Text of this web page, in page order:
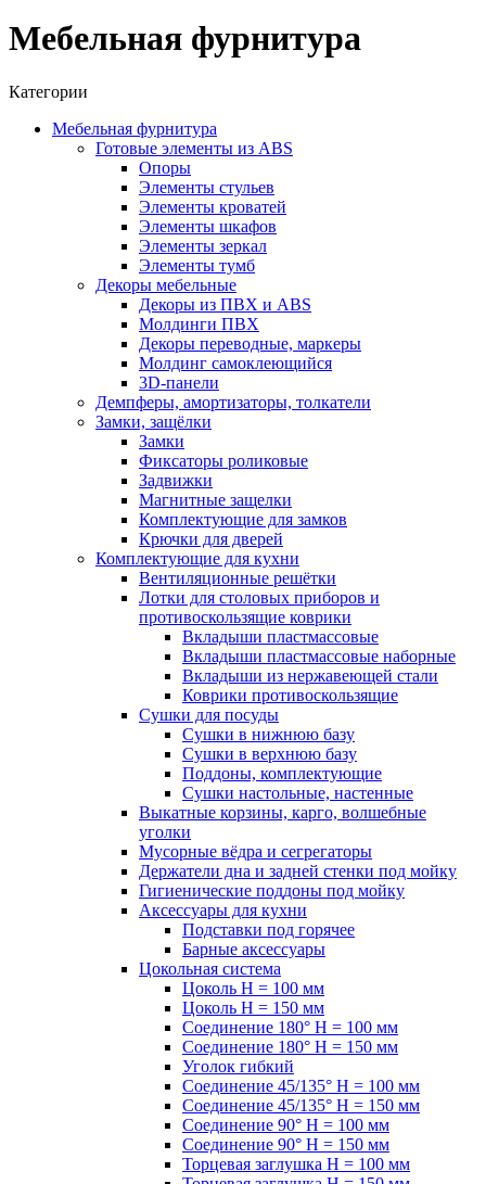
Мебельная фурнитура
Категории
Мебельная фурнитура
Готовые элементы из ABS
Опоры
Элементы стульев
Элементы кроватей
Элементы шкафов
Элементы зеркал
Элементы тумб
Декоры мебельные
Декоры из ПВХ и ABS
Молдинги ПВХ
Декоры переводные, маркеры
Молдинг самоклеющийся
3D-панели
Демпферы, амортизаторы, толкатели
Замки, защёлки
Замки
Фиксаторы роликовые
Задвижки
Магнитные защелки
Комплектующие для замков
Крючки для дверей
Комплектующие для кухни
Вентиляционные решётки
Лотки для столовых приборов и
противоскользящие коврики
Вкладыши пластмассовые
Вкладыши пластмассовые наборные
Вкладыши из нержавеющей стали
Коврики противоскользящие
Сушки для посуды
Сушки в нижнюю базу
Сушки в верхнюю базу
Поддоны, комплектующие
Сушки настольные, настенные
Выкатные корзины, карго, волшебные
уголки
Мусорные вёдра и сегрегаторы
Держатели дна и задней стенки под мойку
Гигиенические поддоны под мойку
Аксессуары для кухни
Подставки под горячее
Барные аксессуары
Цокольная система
Цоколь H = 100 мм
Цоколь H = 150 мм
Соединение 180° H = 100 мм
Соединение 180° H = 150 мм
Уголок гибкий
Соединение 45/135° H = 100 мм
Соединение 45/135° H = 150 мм
Соединение 90° H = 100 мм
Соединение 90° H = 150 мм
Торцевая заглушка H = 100 мм